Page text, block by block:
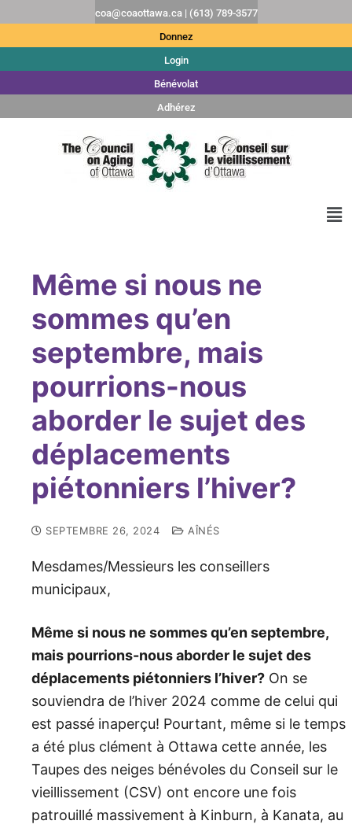
coa@coaottawa.ca | (613) 789-3577
Donnez
Login
Bénévolat
Adhérez
Même si nous ne
sommes qu’en
septembre, mais
pourrions-nous
aborder le sujet des
déplacements
piétonniers l’hiver?
SEPTEMBRE 26, 2024 AÎNÉS
Mesdames/Messieurs les conseillers
municipaux,
Même si nous ne sommes qu’en septembre,
mais pourrions-nous aborder le sujet des
déplacements piétonniers l’hiver? On se
souviendra de l’hiver 2024 comme de celui qui
est passé inaperçu! Pourtant, même si le temps
a été plus clément à Ottawa cette année, les
Taupes des neiges bénévoles du Conseil sur le
vieillissement (CSV) ont encore une fois
patrouillé massivement à Kinburn, à Kanata, au